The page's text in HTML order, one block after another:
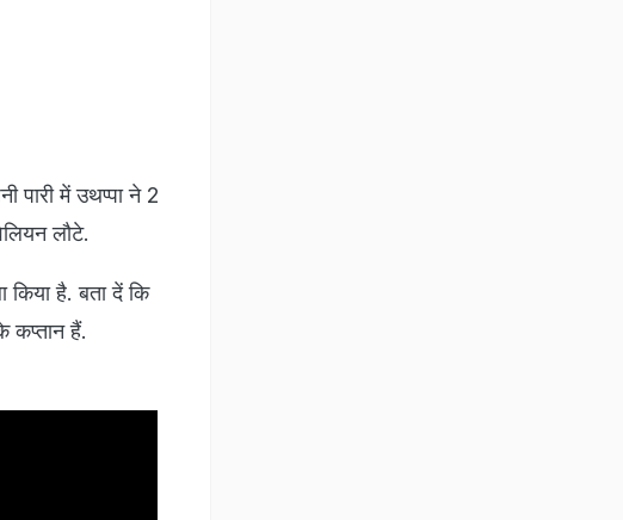
पारी में उथप्पा ने 2
लौटे.
है. बता दें कि
कप्तान हैं.